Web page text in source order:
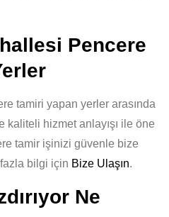
Pencere
tamiri yapan yerler arasında
hizmet anlayışı ile öne
tamir işinizi güvenle bize
bilgi için Bize Ulaşın.
Ne